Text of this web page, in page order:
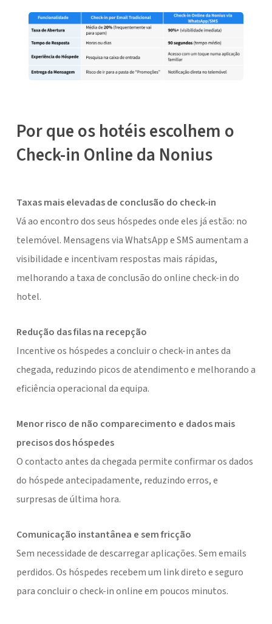
Por que os hotéis escolhem o
Check-in Online da Nonius
Taxas mais elevadas de conclusão do check-in
Vá ao encontro dos seus hóspedes onde eles já estão: no
telemóvel. Mensagens via WhatsApp e SMS aumentam a
visibilidade e incentivam respostas mais rápidas,
melhorando a taxa de conclusão do online check-in do
hotel.
Redução das filas na recepção
Incentive os hóspedes a concluir o check-in antes da
chegada, reduzindo picos de atendimento e melhorando a
eficiência operacional da equipa.
Menor risco de não comparecimento e dados mais
precisos dos hóspedes
O contacto antes da chegada permite confirmar os dados
do hóspede antecipadamente, reduzindo erros, e
surpresas de última hora.
Comunicação instantânea e sem fricção
Sem necessidade de descarregar aplicações. Sem emails
perdidos. Os hóspedes recebem um link direto e seguro
para concluir o check-in online em poucos minutos.